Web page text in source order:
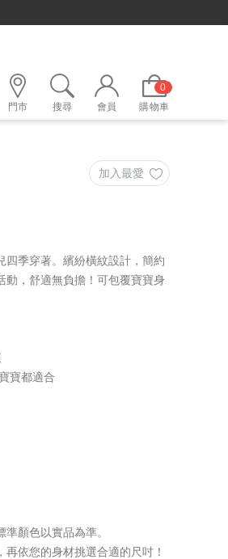
門市 搜尋 會員
0
購物車
四季穿著。繽紛橫紋設計，簡約
動，舒適無負擔！可包覆寶寶身
寶都適合
顏色以實品為準。
依您的身材挑選合適的尺吋！